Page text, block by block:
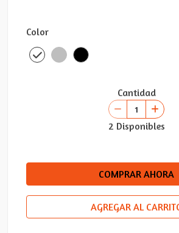
Color
Cantidad
2 Disponibles
COMPRAR AHORA
AGREGAR AL